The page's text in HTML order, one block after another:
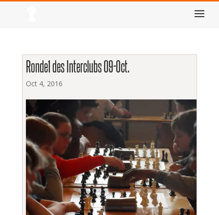
Ronde1 des Interclubs 09-Oct.
Oct 4, 2016